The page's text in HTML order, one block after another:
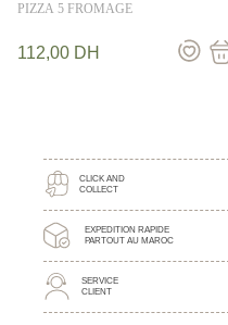
PIZZA 5 FROMAGE
112,00 DH
CLICK AND
COLLECT
EXPEDITION RAPIDE
PARTOUT AU MAROC
SERVICE
CLIENT